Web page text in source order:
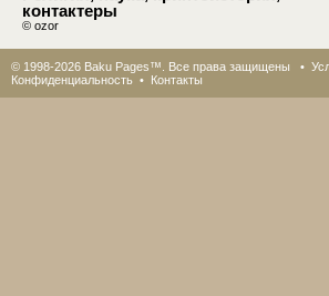
контактеры
© ozor
© 1998-2026 Baku Pages™. Все права защищены •
Конфиденциальность • Контакты